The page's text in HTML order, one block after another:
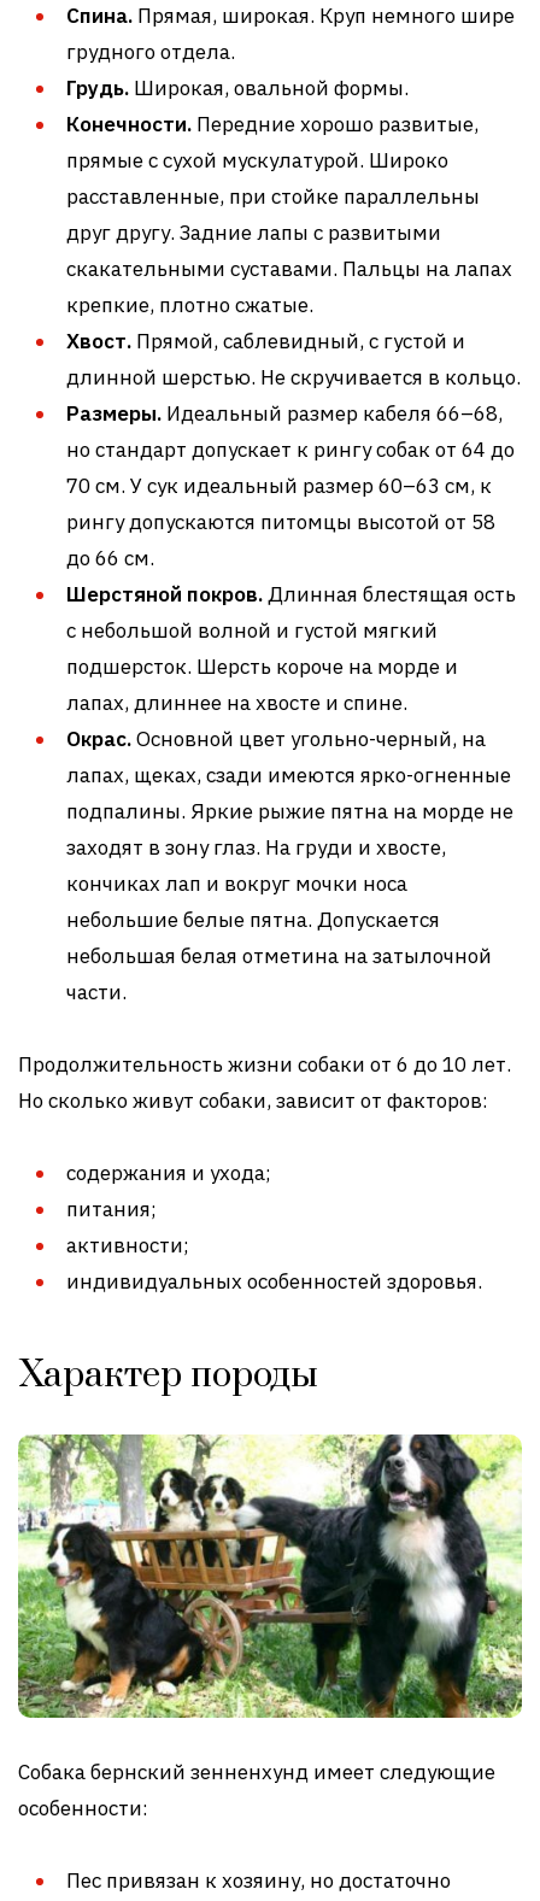
Спина. Прямая, широкая. Круп немного шире
грудного отдела.
Грудь. Широкая, овальной формы.
Конечности. Передние хорошо развитые,
прямые с сухой мускулатурой. Широко
расставленные, при стойке параллельны
друг другу. Задние лапы с развитыми
скакательными суставами. Пальцы на лапах
крепкие, плотно сжатые.
Хвост. Прямой, саблевидный, с густой и
длинной шерстью. Не скручивается в кольцо.
Размеры. Идеальный размер кабеля 66–68,
но стандарт допускает к рингу собак от 64 до
70 см. У сук идеальный размер 60–63 см, к
рингу допускаются питомцы высотой от 58
до 66 см.
Шерстяной покров.Длинная блестящая ость
с небольшой волной и густой мягкий
подшерсток. Шерсть короче на морде и
лапах, длиннее на хвосте и спине.
Окрас.Основной цвет угольно-черный, на
лапах, щеках, сзади имеются ярко-огненные
подпалины. Яркие рыжие пятна на морде не
заходят в зону глаз. На груди и хвосте,
кончиках лап и вокруг мочки носа
небольшие белые пятна. Допускается
небольшая белая отметина на затылочной
части.
Продолжительность жизни собаки от 6 до 10 лет.
Но сколько живут собаки, зависит от факторов:
содержания и ухода;
питания;
активности;
индивидуальных особенностей здоровья.
Характер породы
Собака бернский зенненхунд имеет следующие
особенности:
Пес привязан к хозяину, но достаточно